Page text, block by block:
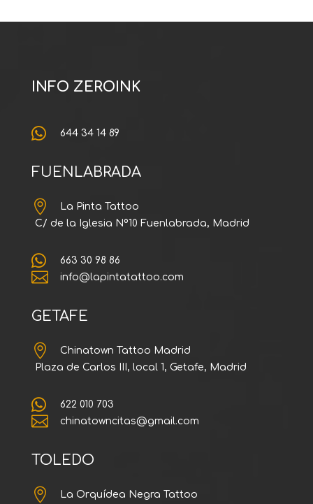
INFO ZEROINK
 644 34 14 89
FUENLABRADA

La Pinta Tattoo
C/ de la Iglesia Nº10 Fuenlabrada, Madrid
 663 30 98 86
 info@lapintatattoo.com
GETAFE

Chinatown Tattoo Madrid
Plaza de Carlos III, local 1, Getafe, Madrid
 622 010 703
 chinatowncitas@gmail.com
TOLEDO

La Orquídea Negra Tattoo